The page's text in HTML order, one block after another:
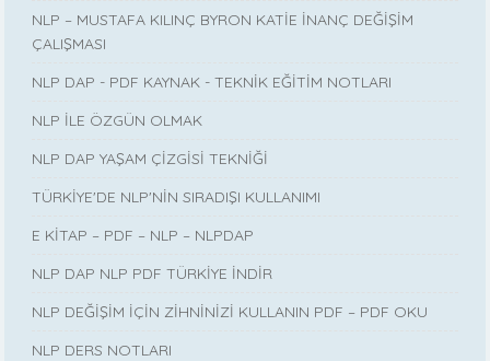
NLP – MUSTAFA KILINÇ BYRON KATİE İNANÇ DEĞİŞİM
ÇALIŞMASI
NLP DAP - PDF KAYNAK - TEKNİK EĞİTİM NOTLARI
NLP İLE ÖZGÜN OLMAK
NLP DAP YAŞAM ÇİZGİSİ TEKNİĞİ
TÜRKİYE'DE NLP'NİN SIRADIŞI KULLANIMI
E KİTAP – PDF – NLP – NLPDAP
NLP DAP NLP PDF TÜRKİYE İNDİR
NLP DEĞİŞİM İÇİN ZİHNİNİZİ KULLANIN PDF – PDF OKU
NLP DERS NOTLARI